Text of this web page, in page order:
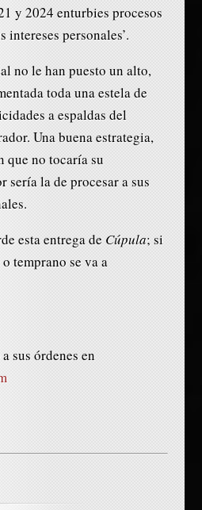
y 2024 enturbies procesos
intereses personales’.
no le han puesto un alto,
toda una estela de
a espaldas del
Una buena estrategia,
que no tocaría su
sería la de procesar a sus
esta entrega de Cúpula; si
temprano se va a
sus órdenes en